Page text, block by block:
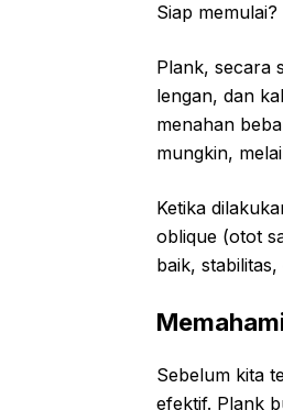
Siap memulai?
Plank, secara
lengan, dan
menahan
mungkin,
Ketika
oblique (otot
baik,
Sebelum kita
efektif. Plank